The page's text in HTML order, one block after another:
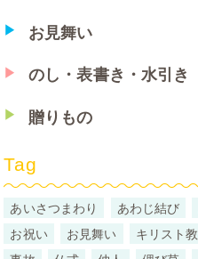
お見舞い
のし・表書き・水引き
贈りもの
Tag
あいさつまわり あわじ結び
お祝い
お見舞い キリスト教